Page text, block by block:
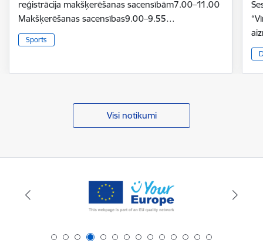
reģistrācija makšķerēšanas sacensībām7.00–11.00
Makšķerēšanas sacensības9.00–9.55…
Sports
Visi notikumi